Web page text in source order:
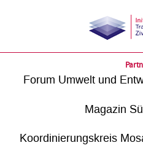
Forum Umwelt und
Magazin
Koordinierungskreis